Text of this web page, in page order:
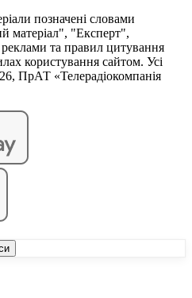
позначені словами
матеріал", "Експерт",
та правил цитування
користування сайтом. Усі
, ПрАТ «Телерадіокомпанія